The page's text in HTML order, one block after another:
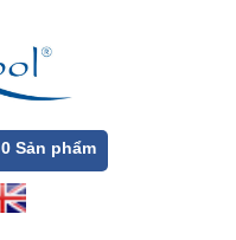
0Sản phẩm